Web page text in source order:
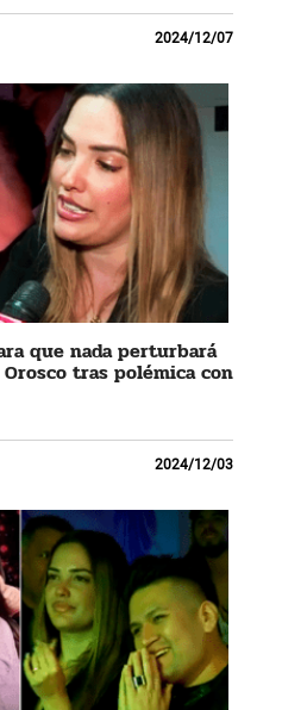
2024/12/07
que nada perturbará
tras polémica con
2024/12/03